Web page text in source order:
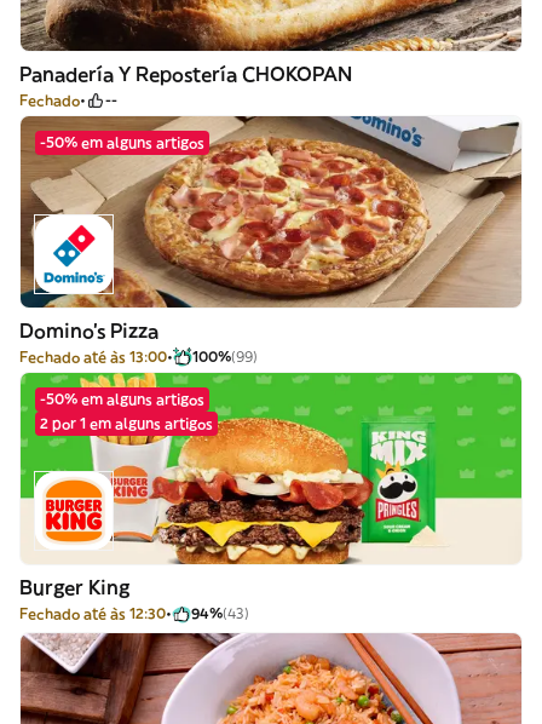
Panadería Y Repostería CHOKOPAN
Fechado --
-50% em alguns artigos
Domino's Pizza
Fechado até às 13:00 100%(99)
-50% em alguns artigos
2 por 1 em alguns artigos
Burger King
Fechado até às 12:30 94%(43)